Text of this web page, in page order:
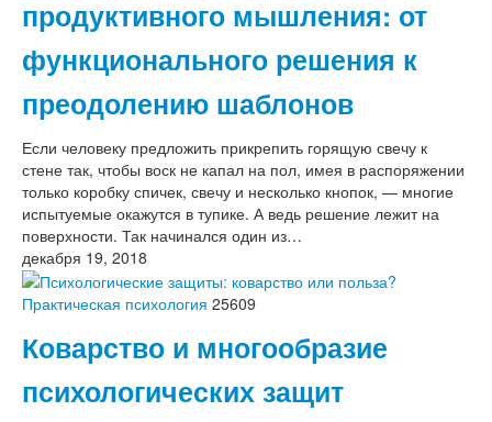
продуктивного мышления: от
функционального решения к
преодолению шаблонов
Если человеку предложить прикрепить горящую свечу к
стене так, чтобы воск не капал на пол, имея в распоряжении
только коробку спичек, свечу и несколько кнопок, — многие
испытуемые окажутся в тупике. А ведь решение лежит на
поверхности. Так начинался один из…
декабря 19, 2018
Практическая психология 25609
Коварство и многообразие
психологических защит